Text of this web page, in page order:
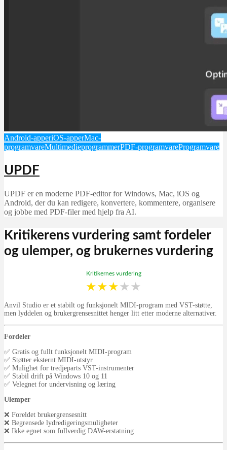
Android-apperiOS-apperMac-
programvareMultimedieprogrammerPDF-programvareProgramvare
UPDF
UPDF er en moderne PDF-editor for Windows, Mac, iOS og
Android, der du kan redigere, konvertere, kommentere, organisere
og jobbe med PDF-filer med hjelp fra AI.
Kritikerens vurdering samt fordeler
og ulemper, og brukernes vurdering
Kritikernes vurdering
★★★★★
Anvil Studio er et stabilt og funksjonelt MIDI-program med VST-støtte,
men lyddelen og brukergrensesnittet henger litt etter moderne alternativer.
Fordeler
✅ Gratis og fullt funksjonelt MIDI-program
✅ Støtter eksternt MIDI-utstyr
✅ Mulighet for tredjeparts VST-instrumenter
✅ Stabil drift på Windows 10 og 11
✅ Velegnet for undervisning og læring
Ulemper
❌ Foreldet brukergrensesnitt
❌ Begrensede lydredigeringsmuligheter
❌ Ikke egnet som fullverdig DAW-erstatning